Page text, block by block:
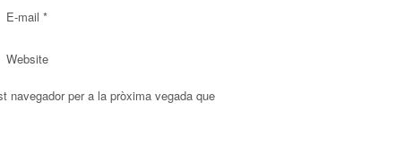
E-mail *
Website
navegador per a la pròxima vegada que